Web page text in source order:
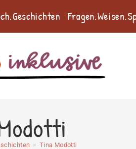
> Tina Modotti